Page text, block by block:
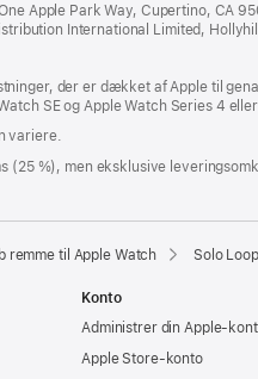
Apple Park Way, Cupertino, CA
International Limited,
der er dækket af Apple til
SE og Apple Watch Series 4
variere.
(25 %), men eksklusive
remme til Apple Watch Solo
Konto
Administrer din Apple-
Apple Store-konto